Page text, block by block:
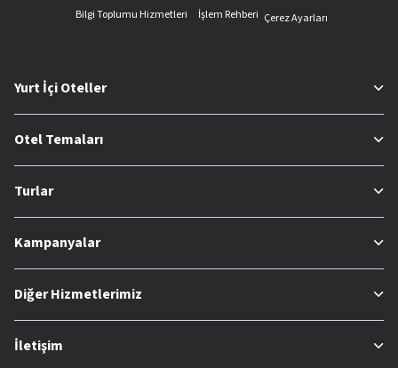
Bilgi Toplumu Hizmetleri
İşlem Rehberi Çerez Ayarları
Yurt İçi Oteller
Otel Temaları
Turlar
Kampanyalar
Diğer Hizmetlerimiz
İletişim